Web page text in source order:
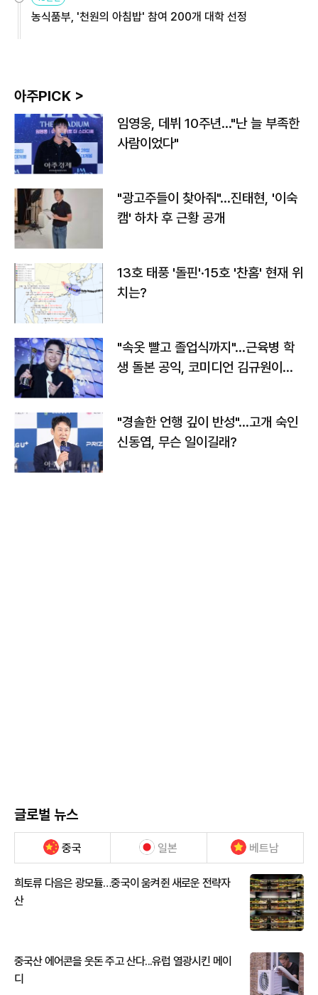
농식품부, '천원의 아침밥' 참여 200개 대학 선정
아주PICK >
임영웅, 데뷔 10주년…"난 늘 부족한
사람이었다"
"광고주들이 찾아줘"…진태현, '이숙
캠' 하차 후 근황 공개
13호 태풍 '돌핀'·15호 '찬홈' 현재 위
치는?
"속옷 빨고 졸업식까지"…근육병 학
생 돌본 공익, 코미디언 김규원이었
"경솔한 언행 깊이 반성"…고개 숙인
신동엽, 무슨 일이길래?
글로벌 뉴스
중국 일본 베트남
희토류 다음은 광모듈…중국이 움켜쥔 새로운 전략자
산
중국산 에어콘을 웃돈 주고 산다...유럽 열광시킨 메이
디